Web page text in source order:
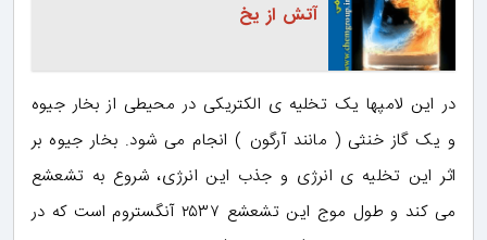
آتش از یخ
در این لامپها یک تخلیه ی الکتریکی در محیطی از بخار جیوه
و یک گاز خنثی ( مانند آرگون ) انجام می شود. بخار جیوه بر
اثر این تخلیه ی انرژی و جذب این انرژی، شروع به تشعشع
می کند و طول موج این تشعشع ۲۵۳۷ آنگستروم است که در